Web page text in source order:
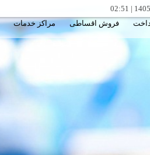
فروش اقساطی مراکز خدمات
|
02:51